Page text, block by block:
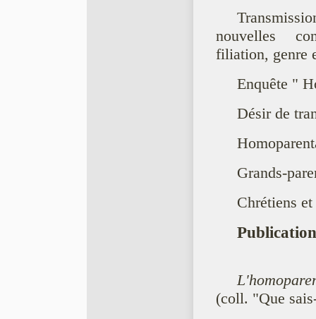
nouvelles
filiation, genre
Enquête "
Désir de
Grands-
Chrétiens
(coll. "Que